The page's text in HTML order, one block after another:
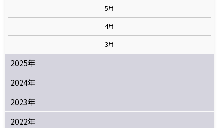
5月
4月
3月
2025年
2024年
2023年
2022年